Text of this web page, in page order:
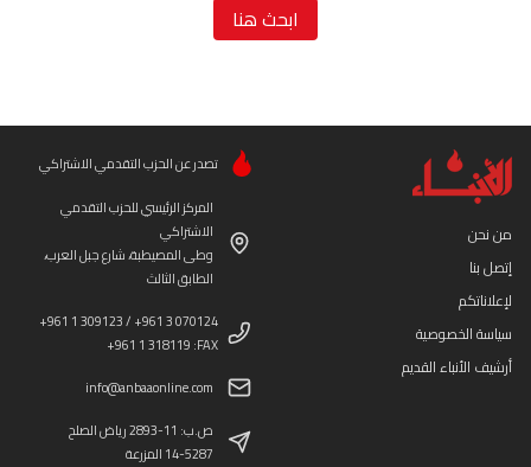
ابحث هنا
من نحن
إتصل بنا
لإعلاناتكم
سياسة الخصوصية
أرشيف الأنباء القديم
تصدر عن الحزب التقدمي الاشتراكي
المركز الرئيسي للحزب التقدمي
الاشتراكي
وطى المصيطبة، شارع جبل العرب،
الطابق الثالث
+961 1 309123 / +961 3 070124
+961 1 318119 :FAX
info@anbaaonline.com
ص.ب: 11-2893 رياض الصلح
14-5287 المزرعة